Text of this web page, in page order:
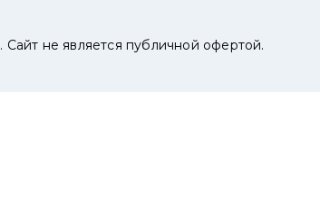
не является публичной офертой.